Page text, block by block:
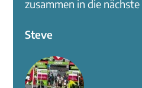
zusammen in die
Steve